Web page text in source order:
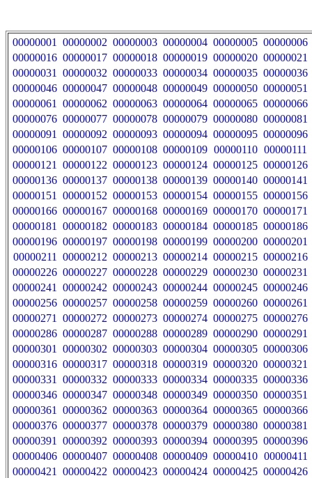
00000001 00000002 00000003 00000004 00000005 00000006
00000016 00000017 00000018 00000019 00000020 00000021
00000031
00000032 00000033 00000034 00000035 00000036
00000046 00000047 00000048 00000049 00000050 00000051
00000061
00000062 00000063 00000064 00000065 00000066
00000076 00000077 00000078 00000079 00000080 00000081
00000091
00000092 00000093 00000094 00000095 00000096
00000106 00000107 00000108 00000109 00000110 00000111
00000121
00000122 00000123 00000124 00000125 00000126
00000136 00000137 00000138 00000139 00000140 00000141
00000151
00000152 00000153 00000154 00000155 00000156
00000166 00000167 00000168 00000169 00000170 00000171
00000181
00000182 00000183 00000184 00000185 00000186
00000196 00000197 00000198 00000199 00000200 00000201
00000211
00000212 00000213 00000214 00000215 00000216
00000226 00000227 00000228 00000229 00000230 00000231
00000241
00000242 00000243 00000244 00000245 00000246
00000256 00000257 00000258 00000259 00000260 00000261
00000271
00000272 00000273 00000274 00000275 00000276
00000286 00000287 00000288 00000289 00000290 00000291
00000301
00000302 00000303 00000304 00000305 00000306
00000316 00000317 00000318 00000319 00000320 00000321
00000331
00000332 00000333 00000334 00000335 00000336
00000346 00000347 00000348 00000349 00000350 00000351
00000361
00000362 00000363 00000364 00000365 00000366
00000376 00000377 00000378 00000379 00000380 00000381
00000391
00000392 00000393 00000394 00000395 00000396
00000406 00000407 00000408 00000409 00000410 00000411
00000421
00000422 00000423 00000424 00000425 00000426